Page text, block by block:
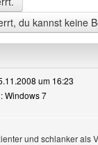
du kannst keine
anzeigen
um 16:23
Windows 7
und schlanker als